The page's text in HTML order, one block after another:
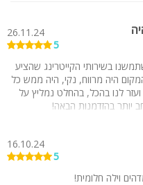
26.11.24
5
כיף, השתמשנו בשירותי הקייטרינג שהציע
היה מרווח, נקי, היה ממש כל
לנו בהכל, בהחלט נמליץ על
יותר בהזדמנות הבאה!
16.10.24
5
וילה חלומית!